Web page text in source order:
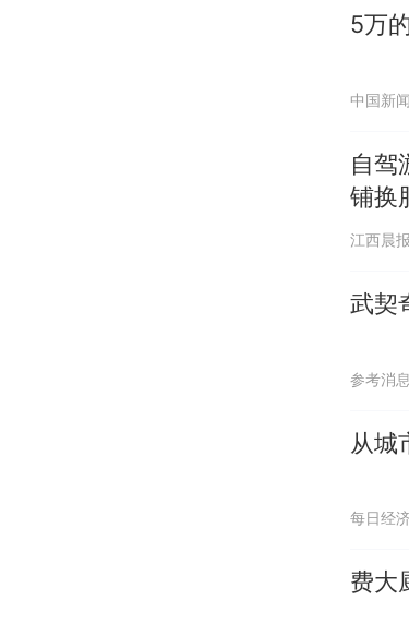
5万
中国新
自驾
铺换
江西晨报
武契
参考消息
从城
每日经
费大